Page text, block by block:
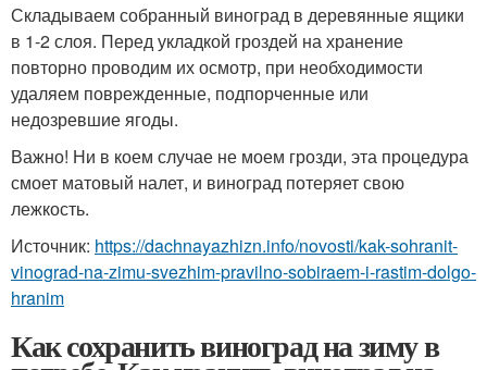
Складываем собранный виноград в деревянные ящики
в 1-2 слоя. Перед укладкой гроздей на хранение
повторно проводим их осмотр, при необходимости
удаляем поврежденные, подпорченные или
недозревшие ягоды.
Важно! Ни в коем случае не моем грозди, эта процедура
смоет матовый налет, и виноград потеряет свою
лежкость.
Источник: https://dachnayazhizn.info/novosti/kak-sohranit-
vinograd-na-zimu-svezhim-pravilno-sobiraem-i-rastim-dolgo-
hranim
Как сохранить виноград на зиму в